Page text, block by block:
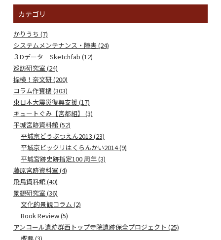
カテゴリ
かりうち (7)
システムメンテナンス・障害 (24)
３Dデータ Sketchfab (12)
巡訪研究室 (24)
探検！奈文研 (200)
コラム作寶樓 (303)
東日本大震災復興支援 (17)
キュートぐみ【宮都組】 (3)
平城宮跡資料館 (52)
平城京どうぶつえん2013 (23)
平城京ビックリはくらんかい2014 (9)
平城宮跡史跡指定100 周年 (3)
藤原宮跡資料室 (4)
飛鳥資料館 (40)
景観研究室 (36)
文化的景観コラム (2)
Book Review (5)
アンコール遺跡群西トップ寺院遺跡保全プロジェクト (25)